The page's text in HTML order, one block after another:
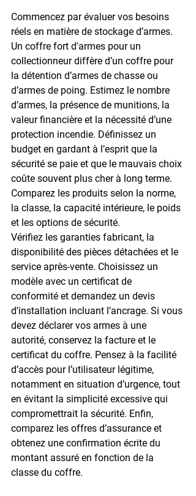
Commencez par évaluer vos besoins
réels en matière de stockage d’armes.
Un coffre fort d'armes pour un
collectionneur diffère d’un coffre pour
la détention d’armes de chasse ou
d’armes de poing. Estimez le nombre
d’armes, la présence de munitions, la
valeur financière et la nécessité d’une
protection incendie. Définissez un
budget en gardant à l’esprit que la
sécurité se paie et que le mauvais choix
coûte souvent plus cher à long terme.
Comparez les produits selon la norme,
la classe, la capacité intérieure, le poids
et les options de sécurité.
Vérifiez les garanties fabricant, la
disponibilité des pièces détachées et le
service après-vente. Choisissez un
modèle avec un certificat de
conformité et demandez un devis
d’installation incluant l’ancrage. Si vous
devez déclarer vos armes à une
autorité, conservez la facture et le
certificat du coffre. Pensez à la facilité
d’accès pour l’utilisateur légitime,
notamment en situation d’urgence, tout
en évitant la simplicité excessive qui
compromettrait la sécurité. Enfin,
comparez les offres d’assurance et
obtenez une confirmation écrite du
montant assuré en fonction de la
classe du coffre.